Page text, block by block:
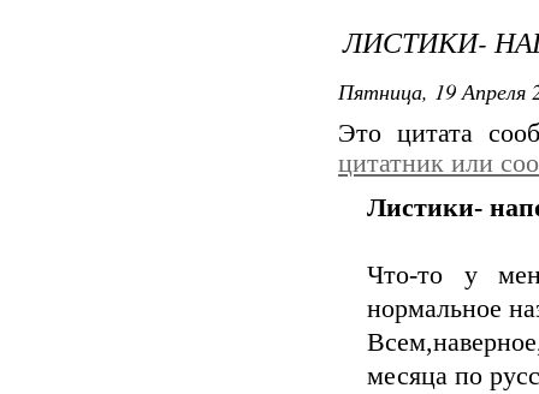
ЛИСТИКИ-
Пятница, 19 Апреля
Это цитата
цитатник или
Листики-
Что-то у
нормальное
месяца по